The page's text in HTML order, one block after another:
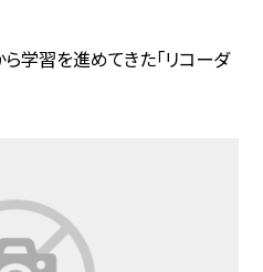
学習を進めてきた「リコーダ